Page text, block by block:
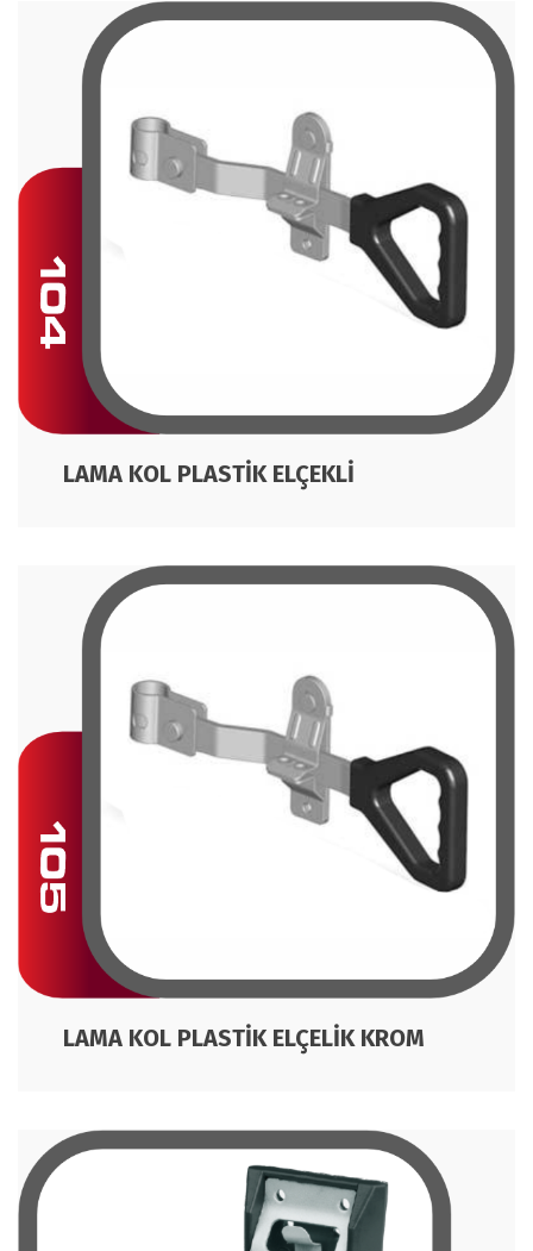
LAMA KOL PLASTİK ELÇEKLİ
LAMA KOL PLASTİK ELÇELİK KROM